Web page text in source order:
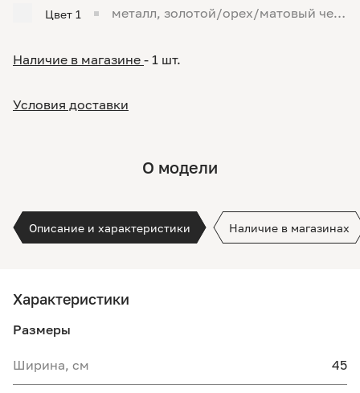
Цвет 1
металл, золотой/орех/матовый чер
Наличие в магазине - 1 шт.
Условия доставки
О модели
Описание и характеристики Наличие в магазинах
Характеристики
Размеры
Ширина, см 45